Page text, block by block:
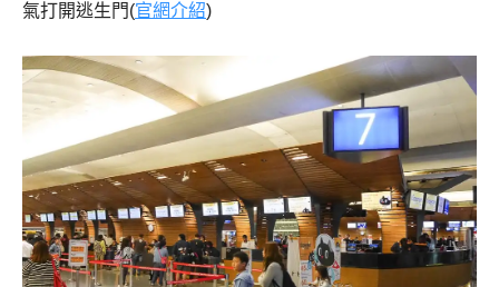
氣打開逃生門(官網介紹)